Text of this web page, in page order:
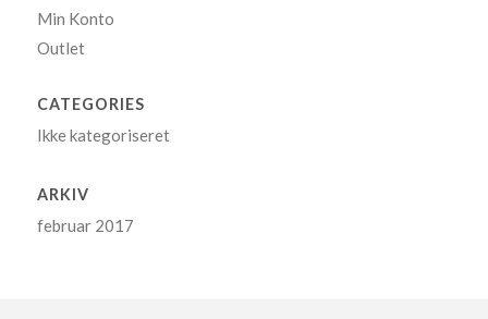
Min Konto
Outlet
CATEGORIES
Ikke kategoriseret
ARKIV
februar 2017